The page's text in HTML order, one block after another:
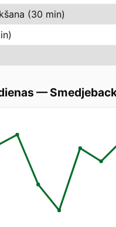
(30 min)
—